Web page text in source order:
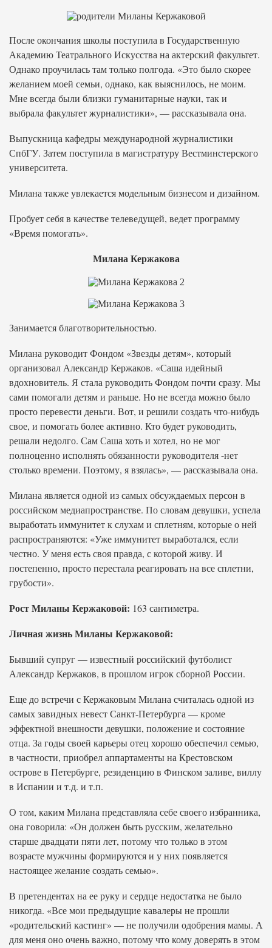
После окончания школы поступила в Государственную
Академию Театрального Искусства на актерский факультет.
Однако проучилась там только полгода. «Это было скорее
желанием моей семьи, однако, как выяснилось, не моим.
Мне всегда были близки гуманитарные науки, так и
выбрала факультет журналистики», — рассказывала она.
Выпускница кафедры международной журналистики
СпбГУ. Затем поступила в магистратуру Вестминстерского
университета.
Милана также увлекается модельным бизнесом и дизайном.
Пробует себя в качестве телеведущей, ведет программу
«Время помогать».
Милана Кержакова
Занимается благотворительностью.
Милана руководит Фондом «Звезды детям», который
организовал Александр Кержаков. «Саша идейный
вдохновитель. Я стала руководить Фондом почти сразу. Мы
сами помогали детям и раньше. Но не всегда можно было
просто перевести деньги. Вот, и решили создать что-нибудь
свое, и помогать более активно. Кто будет руководить,
решали недолго. Сам Саша хоть и хотел, но не мог
полноценно исполнять обязанности руководителя -нет
столько времени. Поэтому, я взялась», — рассказывала она.
Милана является одной из самых обсуждаемых персон в
российском медиапространстве. По словам девушки, успела
выработать иммунитет к слухам и сплетням, которые о ней
распространяются: «Уже иммунитет выработался, если
честно. У меня есть своя правда, с которой живу. И
постепенно, просто перестала реагировать на все сплетни,
грубости».
Рост Миланы Кержаковой: 163 сантиметра.
Личная жизнь Миланы Кержаковой:
Бывший супруг — известный российский футболист
Александр Кержаков, в прошлом игрок сборной России.
Еще до встречи с Кержаковым Милана считалась одной из
самых завидных невест Санкт-Петербурга — кроме
эффектной внешности девушки, положение и состояние
отца. За годы своей карьеры отец хорошо обеспечил семью,
в частности, приобрел аппартаменты на Крестовском
острове в Петербурге, резиденцию в Финском заливе, виллу
в Испании и т.д. и т.п.
О том, каким Милана представляла себе своего избранника,
она говорила: «Он должен быть русским, желательно
старше двадцати пяти лет, потому что только в этом
возрасте мужчины формируются и у них появляется
настоящее желание создать семью».
В претендентах на ее руку и сердце недостатка не было
никогда. «Все мои предыдущие кавалеры не прошли
«родительский кастинг» — не получили одобрения мамы. А
для меня оно очень важно, потому что кому доверять в этом